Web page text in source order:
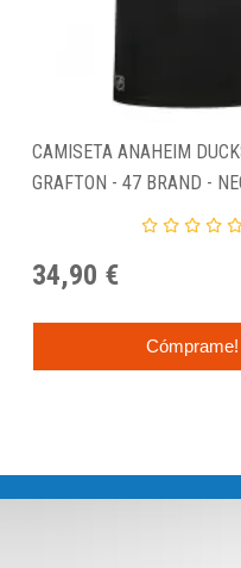
CAMISETA ANAHEIM
GRAFTON - 47 BRAND -
34,90 €
Cómprame!